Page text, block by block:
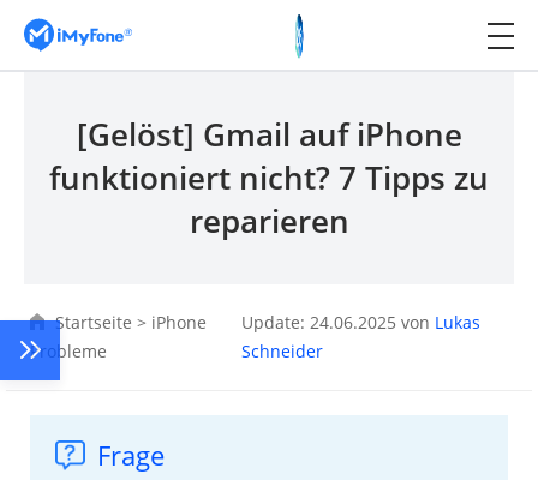
[Gelöst] Gmail auf iPhone
funktioniert nicht? 7 Tipps zu
reparieren
Startseite > iPhone
Probleme
Update: 24.06.2025 von Lukas
Schneider
Frage